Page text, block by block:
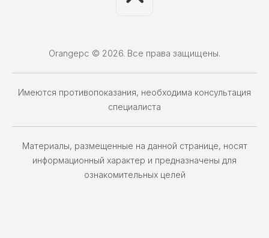
Orangepc © 2026. Все права защищены.
Имеются противопоказания, необходима консультация
специалиста
Материалы, размещенные на данной странице, носят
информационный характер и предназначены для
ознакомительных целей